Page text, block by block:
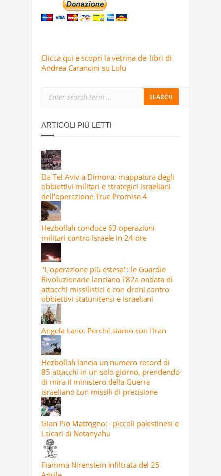
Clicca qui e scopri la vetrina dei libri di
Andrea Carancini su Lulu
ARTICOLI PIÙ LETTI
Da Tel Aviv a Dimona: mappatura degli
obbiettivi militari e strategici israeliani
dell'operazione True Promise 4
Hezbollah conduce 63 operazioni
militari contro Israele in 24 ore
"L'operazione più estesa": le Guardie
Rivoluzionarie lanciano l'82a ondata di
attacchi missilistici e con droni contro
obbiettivi statunitensi e israeliani
Angela Lano: Perché siamo con l'Iran
Hezbollah lancia un numero record di
85 attacchi in un solo giorno, prendendo
di mira il ministero della Guerra
israeliano con missili di precisione
Gian Pio Mattogno: I piccoli palestinesi e
i sicari di Netanyahu
Fiamma Nirenstein infiltrata del 25